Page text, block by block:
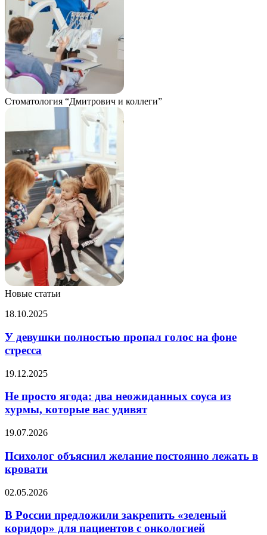
Стоматология “Дмитрович и коллеги”
Новые статьи
У
полностью
пропал
голос
фоне
18.10.2025
У девушки полностью пропал голос на фоне
стресса
Не
ягода:
неожиданных
из
которые
вас
19.12.2025
Не просто ягода: два неожиданных соуса из
хурмы, которые вас удивят
Психолог
желание
постоянно
лежать
кровати
19.07.2026
Психолог объяснил желание постоянно лежать в
кровати
В
предложили
02.05.2026
В России предложили закрепить «зеленый
коридор» для пациентов с онкологией